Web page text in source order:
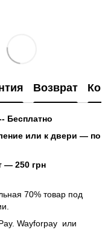
Возврат
Бесплатно
или к двери — по
— 250 грн
70% товар под
Wayforpay или